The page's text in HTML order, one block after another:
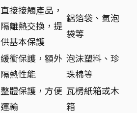
直接接觸產品，
隔離熱交換，提
供基本保護
鋁箔袋、氣泡
袋等
緩衝保護，額外
隔熱性能
泡沫塑料、珍
珠棉等
整體保護，方便
運輸
瓦楞紙箱或木
箱